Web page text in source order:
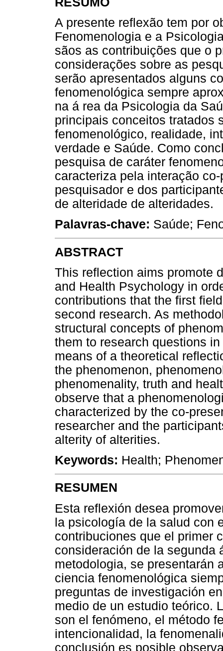
A presente reflexão tem por
Fenomenologia e a
sãos as contribuições que o
considerações sobre as
serão apresentados alguns
fenomenológica sempre
na á rea da Psicologia da
principais conceitos tratados
fenomenológico, realidade,
verdade e Saúde. Como
pesquisa de caráter
caracteriza pela interação
pesquisador e dos
de alteridade de alteridades.
Palavras-chave: Saúde;
ABSTRACT
This reflection aims promote
and Health Psychology in
contributions that the first
second research. As
structural concepts of
them to research questions
means of a theoretical
the phenomenon,
phenomenality, truth and
observe that a
characterized by the co-
researcher and the
alterity of alterities.
Keywords: Health;
RESUMEN
Esta reflexión desea
la psicología de la salud con
contribuciones que el primer
consideración de la segunda
metodologia, se presentarán
ciencia fenomenológica
preguntas de investigación
medio de un estudio teórico.
son el fenómeno, el método
intencionalidad, la
conclusión es posible